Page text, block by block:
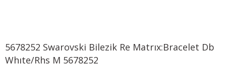
5678252 Swarovski Bilezik Re Matrıx:Bracelet Db
Whıte/Rhs M 5678252